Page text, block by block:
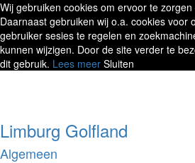
Wij gebruiken cookies om ervoor te
Daarnaast gebruiken wij o.a. cookies voor
gebruiker sesies te regelen en
kunnen wijzigen. Door de site verder te
dit gebruik. Lees meer Sluiten
Limburg Golfland
Algemeen